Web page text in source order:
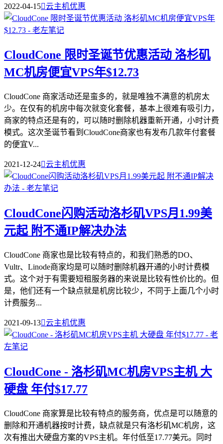
2022-04-15云主机优惠
CloudCone 限时圣诞节优惠活动 洛杉矶
MC机房便宜VPS年$12.73
CloudCone 商家活动还是蛮多的，就是唯独不满意的机房太
少。在仅有的机房中每次就变化套餐，基本上很难有吸引力，
商家的特点还是有的，可以随时删除机器重新开通，小时计费
模式。这次圣诞节看到CloudCone商家也有发布几款年付套餐
的便宜V...
2021-12-24云主机优惠
CloudCone闪购活动洛杉矶VPS月1.99美
元起 附不通IP解决办法
CloudCone 商家也是比较有特点的，和我们熟悉的DO、
Vultr、Linode商家均是可以随时删除机器开通的小时计费模
式。这个对于有需要短租服务器的来说是比较有性价比的。但
是，他们还有一个缺点就是机房比较少，不同于上面几个小时
计费服务...
2021-09-13云主机优惠
CloudCone - 洛杉矶MC机房VPS主机 大
硬盘 年付$17.77
CloudCone 商家算是比较有特点的服务商，优点是可以随意的
删除和开通机器按时计费，缺点就是只有洛杉矶MC机房，这
次有推出大硬盘方案的VPS主机。年付低至17.77美元。同时